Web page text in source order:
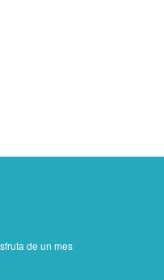
de un mes